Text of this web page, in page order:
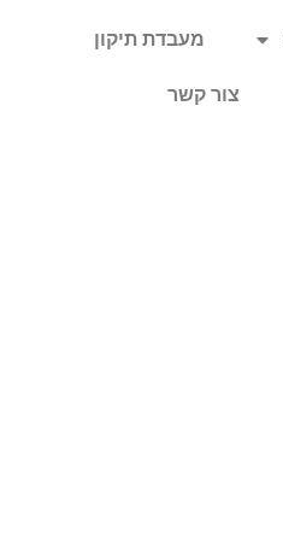
מעבדת תיקון
צור קשר